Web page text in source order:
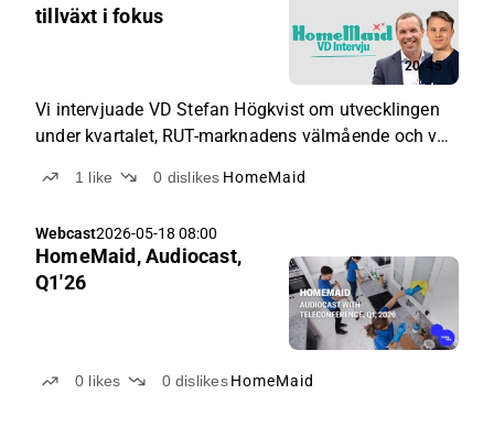
20:45
tillväxt i fokus
Vi intervjuade VD Stefan Högkvist om utvecklingen
under kvartalet, RUT-marknadens välmående och vad
1 like 0 dislikes HomeMaid
Webcast2026-05-18 08:00
HomeMaid, Audiocast,
Q1'26
0 likes 0 dislikes HomeMaid